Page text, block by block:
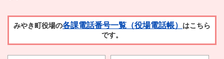
みやき町役場の各課電話番号一覧（役場電話帳） はこちら
です。